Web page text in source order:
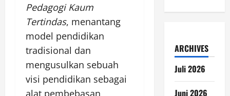
Pedagogi Kaum
Tertindas, menantang
model pendidikan
tradisional dan
mengusulkan sebuah
visi pendidikan sebagai
alat pembebasan
ARCHIVES
Juli 2026
Juni 2026